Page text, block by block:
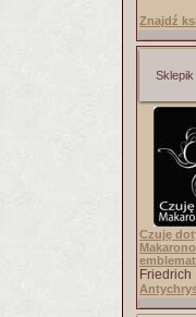
Znajdź
Czuję
Friedrich